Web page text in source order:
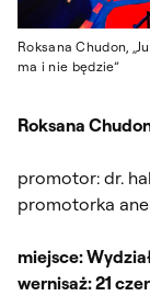
Roksana Chudon,
ma i nie będzie”
Roksana
promotor: dr.
promotorka
miejsce:
wernisaż: 21